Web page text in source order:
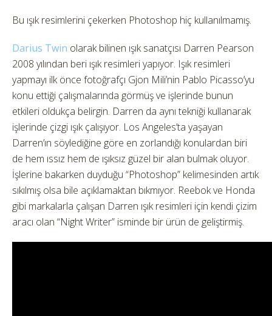
Bu ışık resimlerini çekerken Photoshop hiç kullanılmamış.
Darius Twin olarak bilinen ışık sanatçısı Darren Pearson
2008 yılından beri ışık resimleri yapıyor. Işık resimleri
yapmayı ilk önce fotoğrafçı Gjon Mili’nin Pablo Picasso’yu
konu ettiği çalışmalarında görmüş ve işlerinde bunun
etkileri oldukça belirgin. Darren da aynı tekniği kullanarak
işlerinde çizgi ışık çalışıyor. Los Angeles’ta yaşayan
Darren’ın söylediğine göre en zorlandığı konulardan biri
de hem ıssız hem de ışıksız güzel bir alan bulmak oluyor.
İşlerine bakarken duyduğu “Photoshop” kelimesinden artık
sıkılmış olsa bile açıklamaktan bıkmıyor. Reebok ve Honda
gibi markalarla çalışan Darren ışık resimleri için kendi çizim
aracı olan “Night Writer” isminde bir ürün de geliştirmiş.